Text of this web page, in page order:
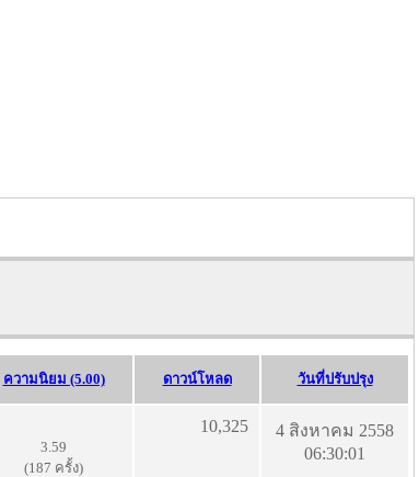
ความนิยม (5.00) ดาวน์โหลด วันที่ปรับปรุง
3.59
(187 ครั้ง)
10,325
4 สิงหาคม 2558
06:30:01